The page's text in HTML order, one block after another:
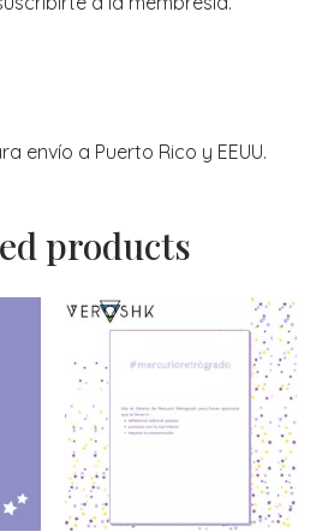
envío a Puerto Rico y EEUU.
products